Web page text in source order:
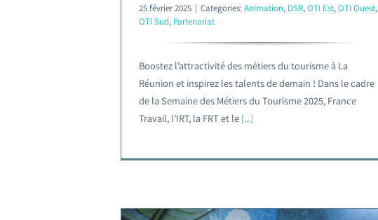
25 février 2025 | Categories:Animation, DSR,OTI Est,OTI Ouest,
OTI Sud, Partenariat
Boostez l’attractivité des métiers du tourisme à La
Réunion et inspirez les talents de demain ! Dans le cadre
de la Semaine des Métiers du Tourisme 2025, France
Travail, l’IRT, la FRT et le [...]